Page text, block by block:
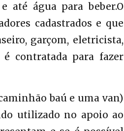
até água para beber.O
cadastrados e que
garçom, eletricista,
contratada para fazer
baú e uma van)
utilizado no apoio ao